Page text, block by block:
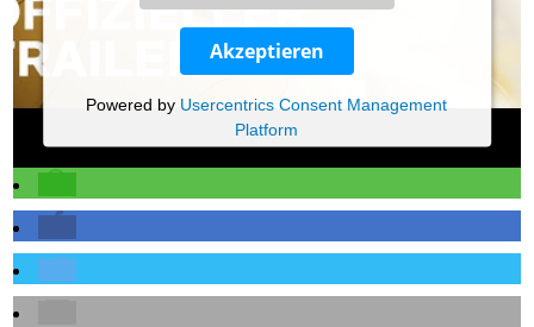
Akzeptieren
Powered by Usercentrics Consent Management
Platform